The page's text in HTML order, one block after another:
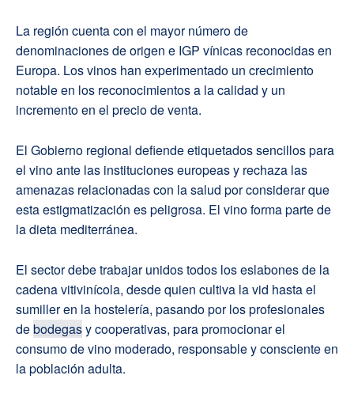
La región cuenta con el mayor número de
denominaciones de origen e IGP vínicas reconocidas en
Europa. Los vinos han experimentado un crecimiento
notable en los reconocimientos a la calidad y un
incremento en el precio de venta.
El Gobierno regional defiende etiquetados sencillos para
el vino ante las instituciones europeas y rechaza las
amenazas relacionadas con la salud por considerar que
esta estigmatización es peligrosa. El vino forma parte de
la dieta mediterránea.
El sector debe trabajar unidos todos los eslabones de la
cadena vitivinícola, desde quien cultiva la vid hasta el
sumiller en la hostelería, pasando por los profesionales
debodegasy cooperativas, para promocionar el
consumo de vino moderado, responsable y consciente en
la población adulta.